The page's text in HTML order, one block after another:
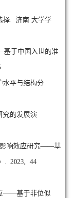
择. 济南 大学学
于中国入世的准
水平与结构分
究的发展演
影响效应研究——基
. 2023, 44
——基于非位似